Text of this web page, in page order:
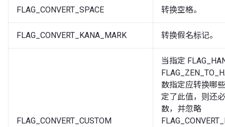
FLAG_CONVERT_SPACE 转换空格。
FLAG_CONVERT_KANA_MARK 转换假名标记。
FLAG_CONVERT_CUSTOM
当指定
数指定应转换哪
定了此值，则还
数，并忽略